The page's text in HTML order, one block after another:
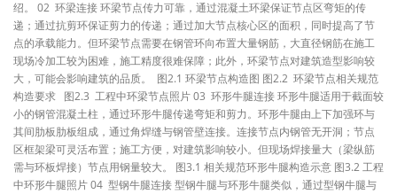
绍。 02 环梁连接 环梁节点传力可靠，通过混凝土环梁保证节点区弯矩的传
递；通过抗剪环保证剪力的传递；通过加大节点核心区的面积，同时提高了节
点的承载能力。但环梁节点需要在钢管环向布置大量钢筋，大直径钢筋在施工
现场冷加工较为困难，施工精度很难保障；此外，环梁节点对建筑造型影响较
大，可能会影响建筑的品质。 图2.1 环梁节点构造图 图2.2 环梁节点相关规范
构造要求 图2.3 工程中环梁节点照片 03 环形牛腿连接 环形牛腿适用于截面较
小的钢管混凝土柱，通过环形牛腿传递弯矩和剪力。环形牛腿由上下加强环与
其间肋板肋板组成，通过角焊缝与钢管壁连接。连接节点内钢管无开洞；节点
区框架梁可灵活布置；施工方便，对建筑影响较小。但现场焊接量大（梁纵筋
需与环板焊接）节点用钢量较大。 图3.1 相关规范环形牛腿构造示意 图3.2 工程
中环形牛腿照片 04 型钢牛腿连接 型钢牛腿与环形牛腿类似，通过型钢牛腿与